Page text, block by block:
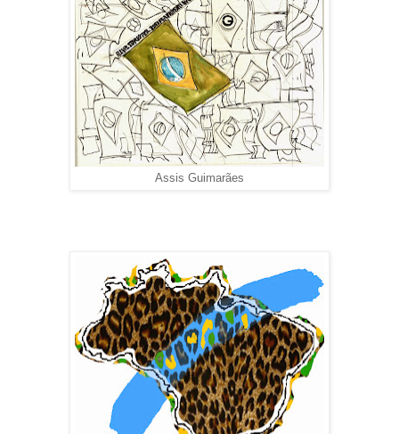
Assis Guimarães